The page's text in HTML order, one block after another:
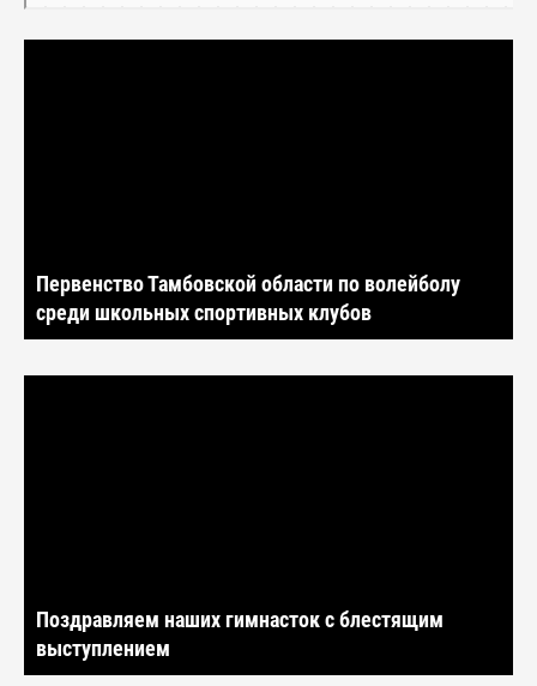
Первенство Тамбовской области по волейболу
среди школьных спортивных клубов
Поздравляем наших гимнасток с блестящим
выступлением